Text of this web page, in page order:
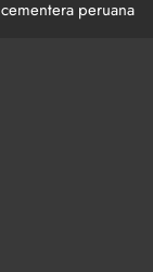
cementera peruana